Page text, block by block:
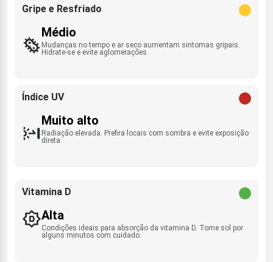
Gripe e Resfriado
Médio
Mudanças no tempo e ar seco aumentam sintomas gripais.
Hidrate-se e evite aglomerações.
Índice UV
Muito alto
Radiação elevada. Prefira locais com sombra e evite exposição
direta.
Vitamina D
Alta
Condições ideais para absorção da vitamina D. Tome sol por
alguns minutos com cuidado.